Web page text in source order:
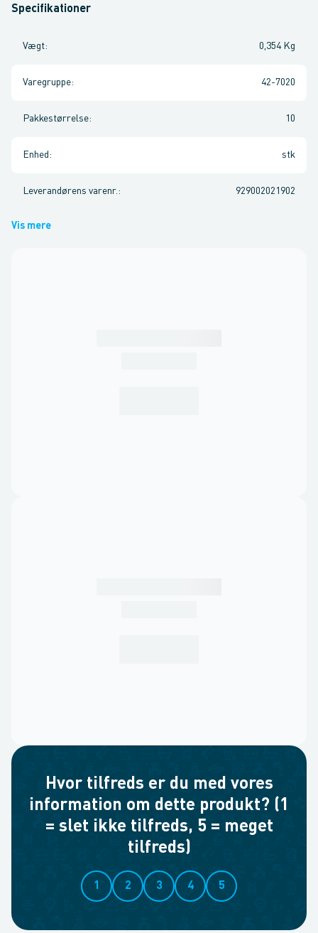
Specifikationer
Vægt: 0,354 Kg
Varegruppe: 42-7020
Pakkestørrelse: 10
Enhed : stk
Leverandørens varenr. : 929002021902
Vis mere
Hvor tilfreds er du med vores
information om dette produkt? (1
= slet ikke tilfreds, 5 = meget
tilfreds)
1 2 3 4 5